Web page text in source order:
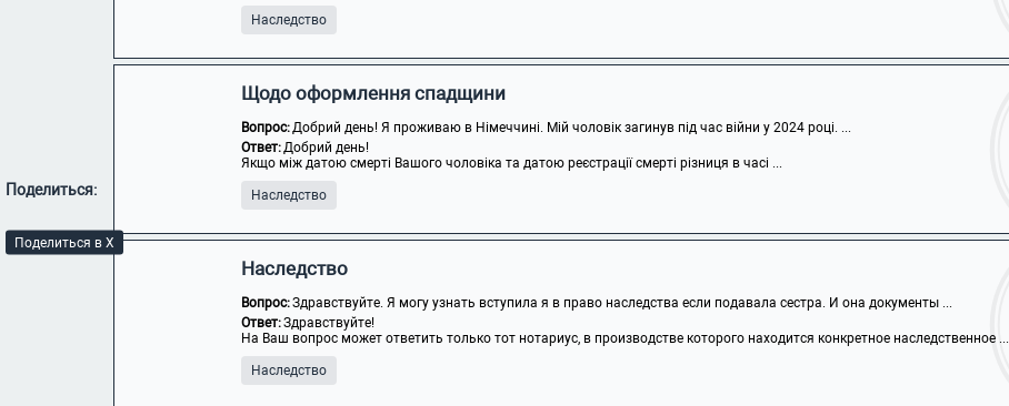
Поделиться:
Поделиться в X
Наследство
Щодо оформлення спадщини
Вопрос:Добрий день! Я проживаю в Німеччині. Мій чоловік загинув під час війни у 2024 році. ...
Ответ:Добрий день!
Якщо між датою смерті Вашого чоловіка та датою реєстрації смерті різниця в часі ...
Наследство
Наследство
Вопрос:Здравствуйте. Я могу узнать вступила я в право наследства если подавала сестра. И она документы ...
Ответ:Здравствуйте!
На Ваш вопрос может ответить только тот нотариус, в производстве которого находится конкретное наследственное ...
Наследство